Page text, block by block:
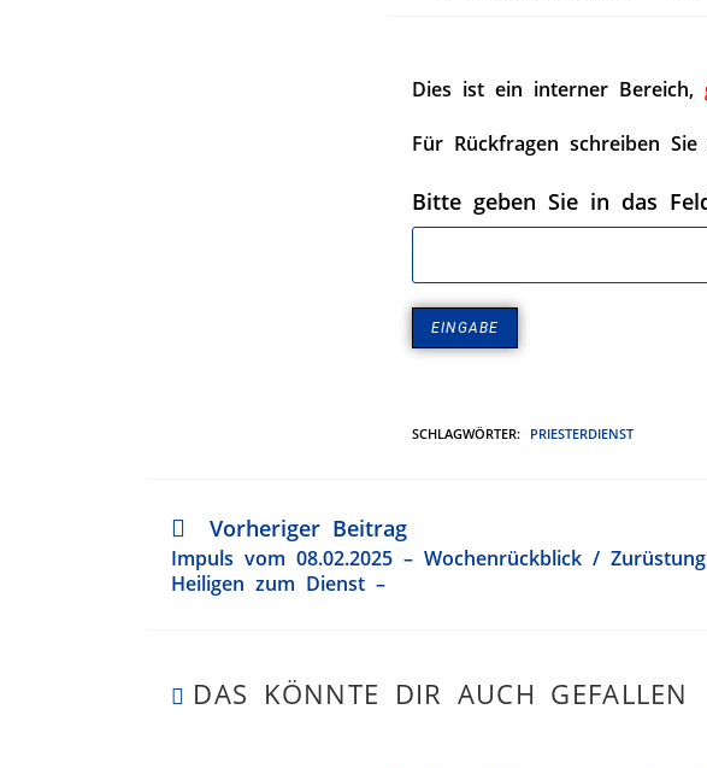
Dies ist ein interner Bereich,
Für Rückfragen schreiben
Bitte geben Sie in das
SCHLAGWÖRTER: PRIESTERDIENST
Vorheriger Beitrag
Impuls vom 08.02.2025 – Wochenrückblick /
Heiligen zum Dienst –
DAS KÖNNTE DIR AUCH GEFALLEN